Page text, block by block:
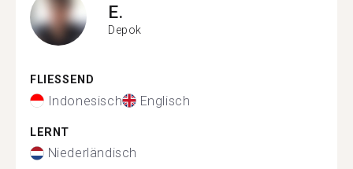
E.
Depok
FLIESSEND
Indonesisch Englisch
LERNT
Niederländisch